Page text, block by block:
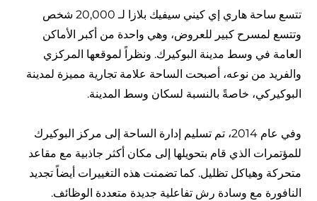
تتسع ساحة هاري إي كيني سيفيك بلازا لـ 20,000 شخص
وتتسع لمسرح كبير للعروض، وهي واحدة من أكبر الأماكن
العامة في وسط مدينة البوكيرك. ونظراً لموقعها المركزي
والفريد من نوعه، أصبحت الساحة علامة تجارية مميزة لمدينة
البوكيركي، خاصةً بالنسبة لسكان وسط المدينة.
وفي عام 2014، تم تسليم إدارة الساحة إلى مركز البوكيرك
للمؤتمرات الذي قام بتحويلها إلى مكان أكثر جاذبية مع مقاعد
متحركة وهياكل تظليل. كما تضمنت هذه التغييرات أيضاً تجديد
النافورة مع وسادة رش تفاعلية جديدة متعددة الوظائف.